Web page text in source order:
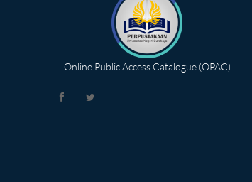
Online Public Access Catalogue (OPAC)